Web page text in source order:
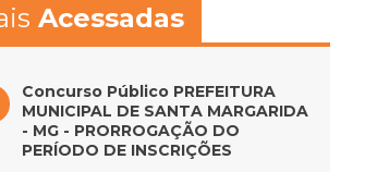
Acessadas
Concurso Público PREFEITURA
MUNICIPAL DE SANTA MARGARIDA
- MG - PRORROGAÇÃO DO
PERÍODO DE INSCRIÇÕES